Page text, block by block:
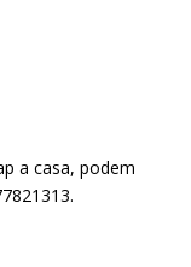
a casa, podem